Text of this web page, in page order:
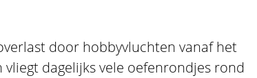
door hobbyvluchten vanaf het
vliegt dagelijks vele oefenrondjes rond